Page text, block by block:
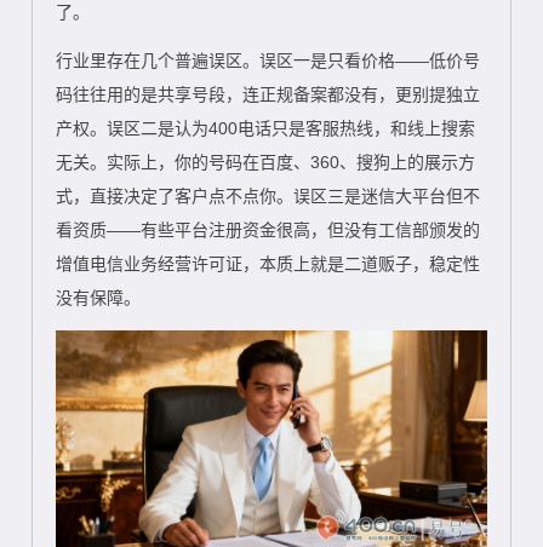
了。
行业里存在几个普遍误区。误区一是只看价格——低价号
码往往用的是共享号段，连正规备案都没有，更别提独立
产权。误区二是认为400电话只是客服热线，和线上搜索
无关。实际上，你的号码在百度、360、搜狗上的展示方
式，直接决定了客户点不点你。误区三是迷信大平台但不
看资质——有些平台注册资金很高，但没有工信部颁发的
增值电信业务经营许可证，本质上就是二道贩子，稳定性
没有保障。